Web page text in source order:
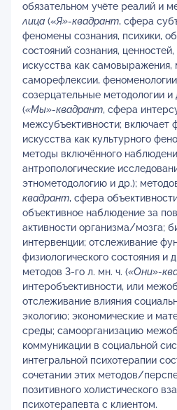
обязательном учёте реалий и
лица («Я»-квадрант, сфера
феномены сознания, психики,
состояний сознания,
искусства как самовыражения,
саморефлексии,
созерцательные методологии и
(«Мы»-квадрант, сфера
межсубъективности; включает
искусства как культурного
методы включённого
антропологические
этнометодологию и др.);
квадрант, сфера
объективное наблюдение за
активности организма/мозга;
интервенции; отслеживание
физиологического состояния и
методов 3-го л. мн. ч. («Они»-
интеробъективности, или
отслеживание влияния
экологию; экономические и
среды; самоорганизацию
коммуникации в социальной
интегральной психотерапии
сочетании этих методов/
позитивного холистического
психотерапевта с клиентом.